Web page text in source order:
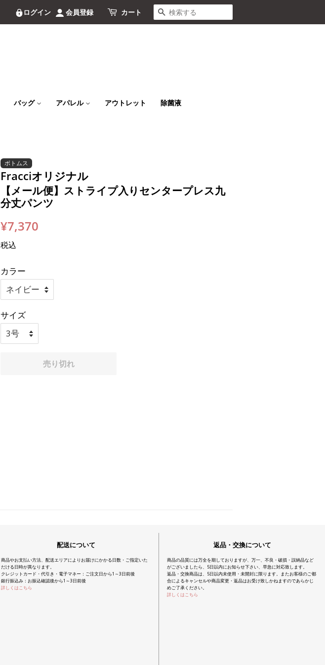
ログイン 会員登録 カート 検索する
バッグ アパレル アウトレット 除菌液
ボトムス
Fracciオリジナル
【メール便】ストライプ入りセンタープレス九
分丈パンツ
通
価
¥7,370
税込
カラー
サイズ
売り切れ
配送について
商品やお支払い方法、配送エリアによりお届けにかかる日数・ご指定いた
だける日時が異なります。
クレジットカード・代引き・電子マネー：ご注文日から1～3日前後
銀行振込み：お振込確認後から1～3日前後
詳しくはこちら
返品・交換について
商品の品質には万全を期しておりますが、万一、不良・破損・誤納品など
がございましたら、5日以内にお知らせ下さい、早急に対応致します。
返品・交換商品は、5日以内未使用・未開封に限ります。またお客様のご都
合によるキャンセルや商品変更・返品はお受け致しかねますのであらかじ
めご了承ください。
詳しくはこちら